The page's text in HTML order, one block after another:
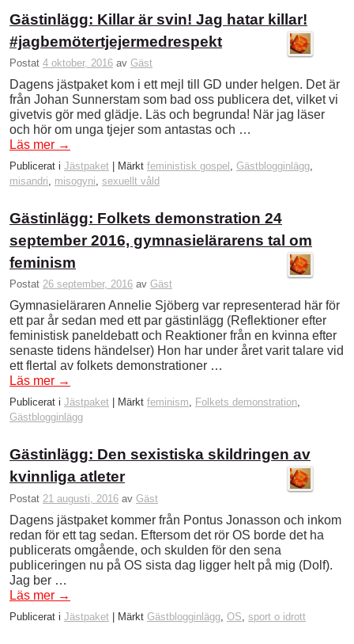
Gästinlägg: Killar är svin! Jag hatar killar!
#jagbemötertjejermedrespekt
Postat 4 oktober, 2016 av Gäst
Dagens jästpaket kom i ett mejl till GD under helgen. Det är
från Johan Sunnerstam som bad oss publicera det, vilket vi
givetvis gör med glädje. Läs och begrunda! När jag läser
och hör om unga tjejer som antastas och …
Läs mer →
Publicerat i Jästpaket Märkt feministisk gospel Gästblogginlägg
misandri
misogyni sexuellt våld
Gästinlägg: Folkets demonstration 24
september 2016, gymnasielärarens tal om
feminism
Postat 26 september, 2016 av Gäst
Gymnasieläraren Annelie Sjöberg var representerad här för
ett par år sedan med ett par gästinlägg (Reflektioner efter
feministisk paneldebatt och Reaktioner från en kvinna efter
senaste tidens händelser) Hon har under året varit talare vid
ett flertal av folkets demonstrationer …
Läs mer →
Publicerat i Jästpaket Märkt feminism, Folkets demonstration,
Gästblogginlägg
Gästinlägg: Den sexistiska skildringen av
kvinnliga atleter
Postat 21 augusti, 2016 av Gäst
Dagens jästpaket kommer från Pontus Jonasson och inkom
redan för ett tag sedan. Eftersom det rör OS borde det ha
publicerats omgående, och skulden för den sena
publiceringen nu på OS sista dag ligger helt på mig (Dolf).
Jag ber …
Läs mer →
Publicerat i Jästpaket Märkt Gästblogginlägg OS sport o idrott